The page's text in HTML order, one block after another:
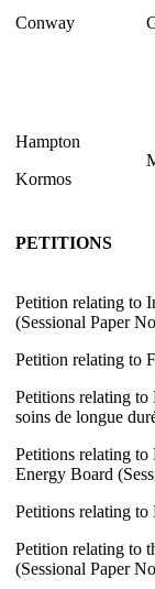
Conway
Hampton
Kormos
PETITIONS
Petition relating to
(Sessional Paper
Petition relating to
Petitions relating to
soins de longue
Petitions relating
Energy Board
Petitions relating to
Petition relating to
(Sessional Paper